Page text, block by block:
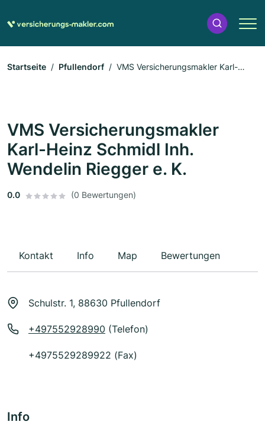
Startseite Pfullendorf
VMS Versicherungsmakler Karl-
VMS Versicherungsmakler
Karl-Heinz Schmidl Inh.
Wendelin Riegger e. K.
0.0 (0 Bewertungen)
Kontakt Info Map Bewertungen
Schulstr. 1, 88630 Pfullendorf
+497552928990 (Telefon)
+4975529289922 (Fax)
Info